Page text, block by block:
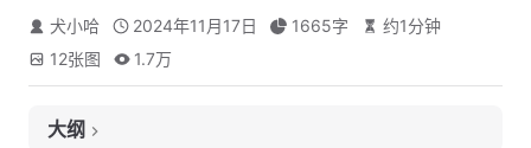
犬小哈 2024年11月17日 1665字 约1分钟
12张图 1.7万
大纲